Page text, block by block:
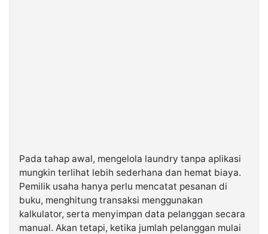
Pada tahap awal, mengelola laundry tanpa aplikasi
mungkin terlihat lebih sederhana dan hemat biaya.
Pemilik usaha hanya perlu mencatat pesanan di
buku, menghitung transaksi menggunakan
kalkulator, serta menyimpan data pelanggan secara
manual. Akan tetapi, ketika jumlah pelanggan mulai